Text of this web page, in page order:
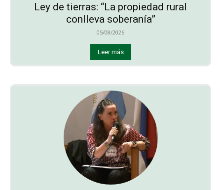
Ley de tierras: “La propiedad rural
conlleva soberanía”
05/08/2026
Leer más